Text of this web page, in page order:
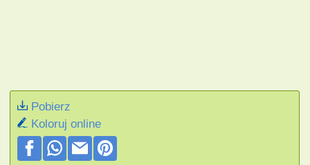
Pobierz
Koloruj online